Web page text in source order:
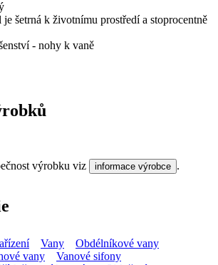
je šetrná k životnímu prostředí a stoprocentně
- nohy k vaně
výrobku viz informace výrobce .
Vany
Obdélníkové vany
vany
Vanové sifony